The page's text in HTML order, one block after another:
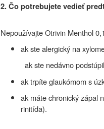
2. Čo potrebujete vedieť
Nepoužívajte Otrivin Menthol
ak ste alergický na
ak ste nedávno
ak trpíte glaukómom s
ak máte chronický zápal
rinitída).